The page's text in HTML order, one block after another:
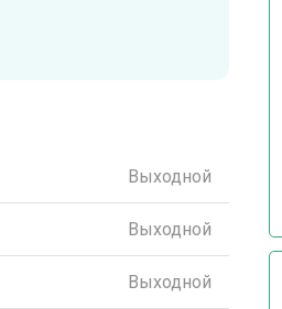
Выходной
Выходной
Выходной